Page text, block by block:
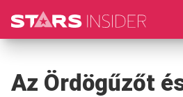
Az Ördögűzőt